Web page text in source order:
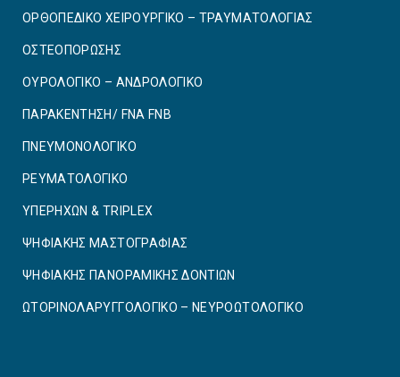
ΟΡΘΟΠΕΔΙΚΟ ΧΕΙΡΟΥΡΓΙΚΟ – ΤΡΑΥΜΑΤΟΛΟΓΙΑΣ
ΟΣΤΕΟΠΟΡΩΣΗΣ
ΟΥΡΟΛΟΓΙΚΟ – ΑΝΔΡΟΛΟΓΙΚΟ
ΠΑΡΑΚΕΝΤΗΣΗ/ FNA FNB
ΠΝΕΥΜΟΝΟΛΟΓΙΚΟ
ΡΕΥΜΑΤΟΛΟΓΙΚΟ
ΥΠΕΡΗΧΩΝ & TRIPLEX
ΨΗΦΙΑΚΗΣ ΜΑΣΤΟΓΡΑΦΙΑΣ
ΨΗΦΙΑΚΗΣ ΠΑΝΟΡΑΜΙΚΗΣ ΔΟΝΤΙΩΝ
ΩΤΟΡΙΝΟΛΑΡΥΓΓΟΛΟΓΙΚΟ – ΝΕΥΡΟΩΤΟΛΟΓΙΚΟ